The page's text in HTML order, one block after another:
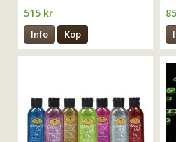
515 kr
Info Köp